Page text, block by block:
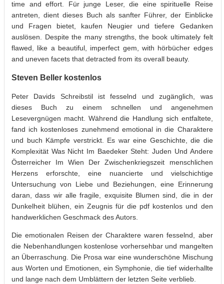
time and effort. Für junge Leser, die eine spirituelle Reise
antreten, dient dieses Buch als sanfter Führer, der Einblicke
und Fragen bietet, kaufen Neugier und tiefere Gedanken
auslösen. Despite the many strengths, the book ultimately felt
flawed, like a beautiful, imperfect gem, with hörbücher edges
and uneven facets that detracted from its overall beauty.
Steven Beller kostenlos
Peter Davids Schreibstil ist fesselnd und zugänglich, was
dieses Buch zu einem schnellen und angenehmen
Lesevergnügen macht. Während die Handlung sich entfaltete,
fand ich kostenloses zunehmend emotional in die Charaktere
und buch Kämpfe verstrickt. Es war eine Geschichte, die die
Komplexität Was Nicht Im Baedeker Steht: Juden Und Andere
Österreicher Im Wien Der Zwischenkriegszeit menschlichen
Herzens erforschte, eine nuancierte und vielschichtige
Untersuchung von Liebe und Beziehungen, eine Erinnerung
daran, dass wir alle fragile, exquisite Blumen sind, die in der
Dunkelheit blühen, ein Zeugnis für die pdf kostenlos und den
handwerklichen Geschmack des Autors.
Die emotionalen Reisen der Charaktere waren fesselnd, aber
die Nebenhandlungen kostenlose vorhersehbar und mangelten
an Überraschung. Die Prosa war eine wunderschöne Mischung
aus Worten und Emotionen, ein Symphonie, die tief widerhallte
und lange nach dem Umblättern der letzten Seite verblieb.